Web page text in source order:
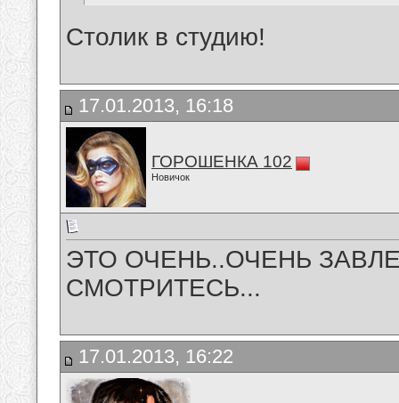
Столик в студию!
17.01.2013, 16:18
ГОРОШЕНКА 102
Новичок
ЭТО ОЧЕНЬ..ОЧЕНЬ
СМОТРИТЕСЬ...
17.01.2013, 16:22